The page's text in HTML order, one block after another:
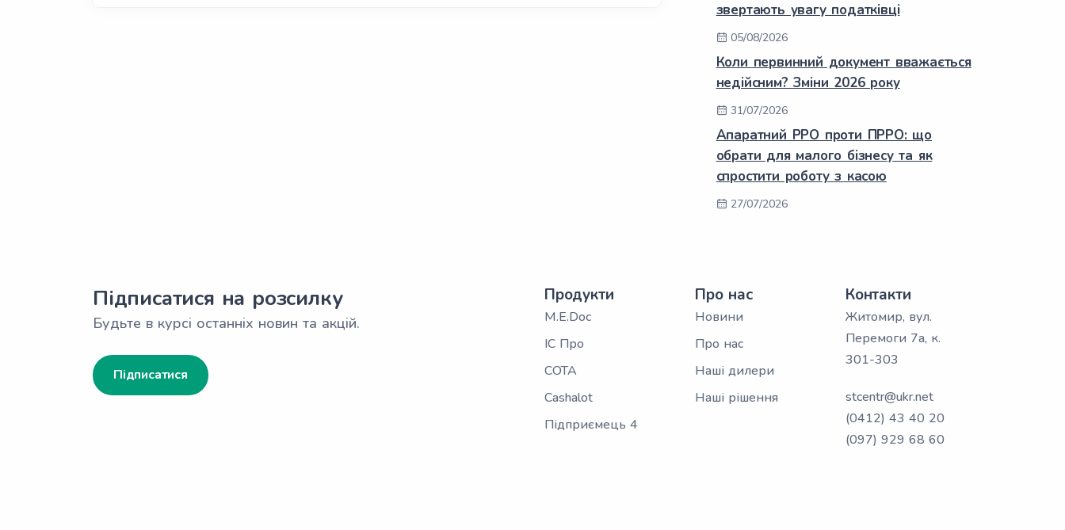
звертають увагу податківці
05/08/2026
Коли первинний документ вважається
недійсним? Зміни 2026 року
31/07/2026
Апаратний РРО проти ПРРО: що
обрати для малого бізнесу та як
спростити роботу з касою
27/07/2026
Підписатися на розсилку
Будьте в курсі останніх новин та акцій.
Підписатися
Продукти
M.E.Doc
ІС Про
СОТА
Cashalot
Підприємець 4
Про нас
Новини
Про нас
Наші дилери
Наші рішення
Контакти
Житомир, вул.
Перемоги 7а, к.
301-303
stcentr@ukr.net
(0412) 43 40 20
(097) 929 68 60